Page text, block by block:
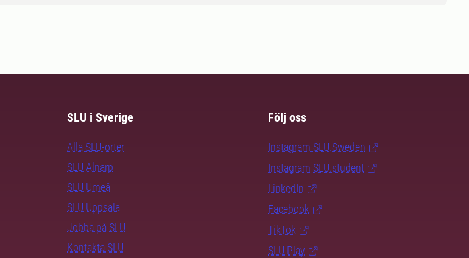
SLU i Sverige
Alla SLU-orter
SLU Alnarp
SLU Umeå
SLU Uppsala
Jobba på SLU
Kontakta SLU
Följ oss
Instagram SLU.Sweden
Instagram SLU.student
LinkedIn
Facebook
TikTok
SLU Play